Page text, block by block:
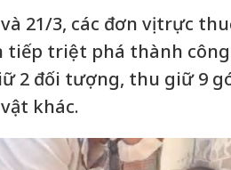
21/3, các đơn vị trực
tiếp triệt phá thành
2 đối tượng, thu giữ 9
khác.